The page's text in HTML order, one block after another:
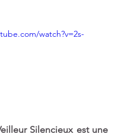
watch?v=2s-
Silencieux est une